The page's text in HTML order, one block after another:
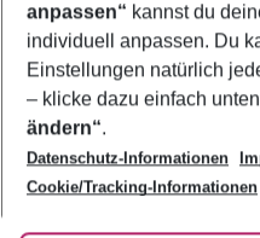
Footer
Footer navigation
Über uns
AGB
Bestpreisgarantie
Cookie-Einstellungen ändern
Cookie-Richtlinie
Agenturbetreuung
Barrierefreies Reisen
Folge uns
anpassen“ kannst du
individuell anpassen. Du
Einstellungen natürlich
– klicke dazu einfach
ändern“.
Datenschutz-Informationen
Cookie/Tracking-Informationen